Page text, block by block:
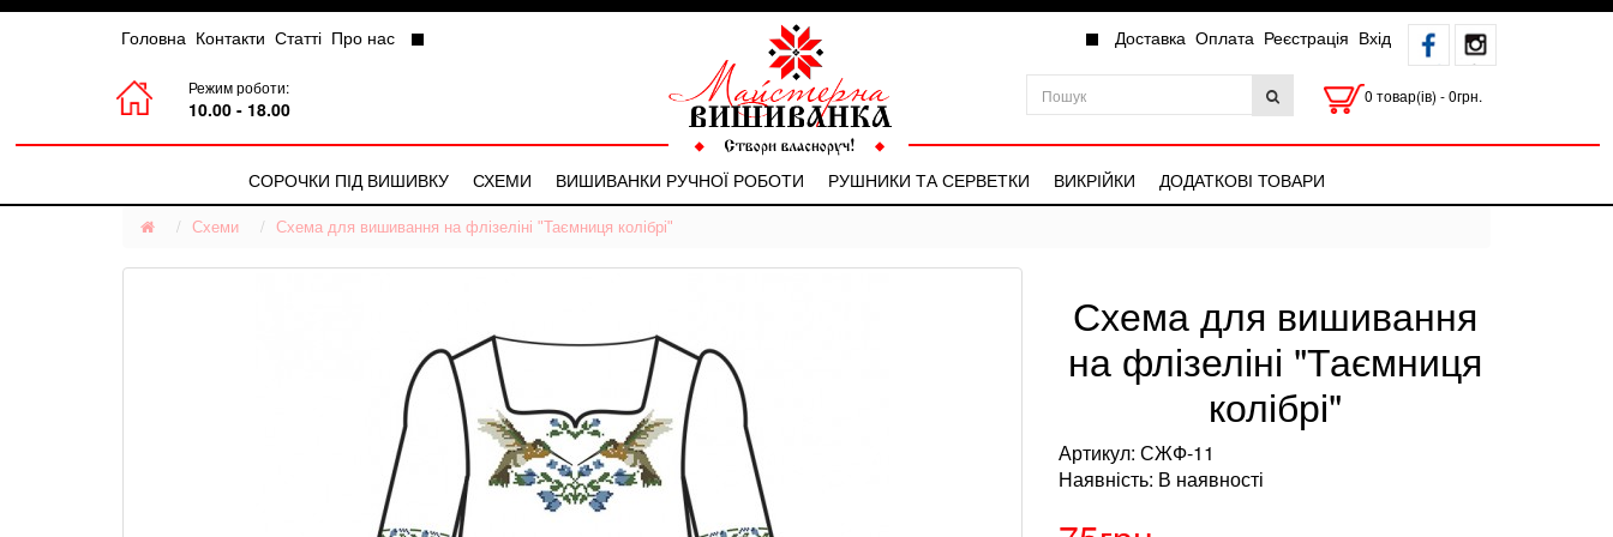
Головна Контакти Статті Про нас
Режим роботи:
10.00 - 18.00
Доставка Оплата Реєстрація Вхід
0 товар(ів) - 0грн.
СОРОЧКИ ПІД ВИШИВКУ
Чоловічі Сорочки
Жіночі Сорочки
СХЕМИ ВИШИВАНКИ РУЧНОЇ РОБОТИ РУШНИКИ ТА СЕРВЕТКИ ВИКРІЙКИ ДОДАТКОВІ ТОВАРИ
Схеми Схема для вишивання на флізеліні "Таємниця колібрі"
Схема для вишивання
на флізеліні "Таємниця
колібрі"
Артикул: СЖФ-11
Наявність: В наявності